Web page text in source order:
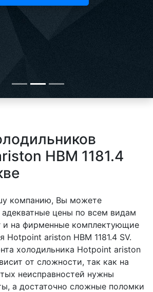
HBM 1181.4
компанию, Вы можете
адекватные цены по всем видам
и на фирменные комплектующие
Hotpoint ariston HBM 1181.4 SV.
холодильника Hotpoint ariston
от сложности, так как на
неисправностей нужны
а достаточно сложные поломки